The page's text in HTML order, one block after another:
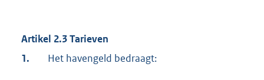
Artikel 2.3 Tarieven
1.
Het havengeld bedraagt: